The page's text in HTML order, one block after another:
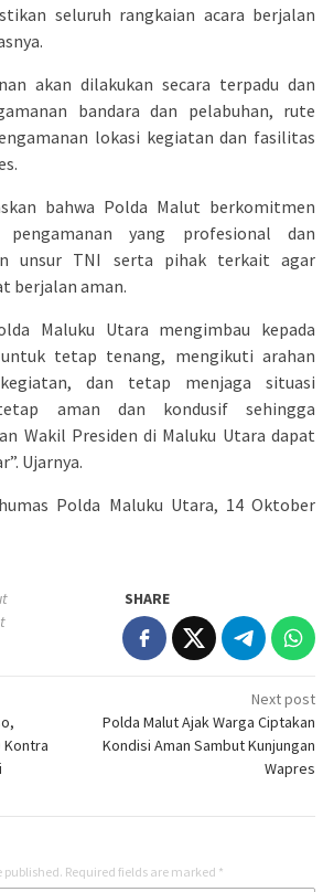
seluruh rangkaian acara berjalan
akan dilakukan secara terpadu dan
bandara dan pelabuhan, rute
lokasi kegiatan dan fasilitas
bahwa Polda Malut berkomitmen
yang profesional dan
unsur TNI serta pihak terkait agar
berjalan aman.
Maluku Utara mengimbau kepada
tetap tenang, mengikuti arahan
dan tetap menjaga situasi
aman dan kondusif sehingga
Wakil Presiden di Maluku Utara dapat
Ujarnya.
Polda Maluku Utara, 14 Oktober
SHARE
Kontra
Next post
Polda Malut Ajak Warga Ciptakan
Kondisi Aman Sambut Kunjungan
Wapres
published. Required fields are marked *